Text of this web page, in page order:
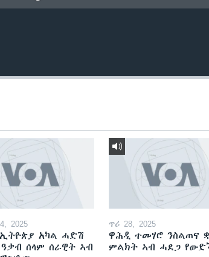
2025
አካል ሓድሽ
ሰላም ሰራዊት ኣብ
ጥሪ 28, 2025
ዋሕዲ ተመሃሮ ንስልጠና
ምልክት ኣብ ሓደጋ